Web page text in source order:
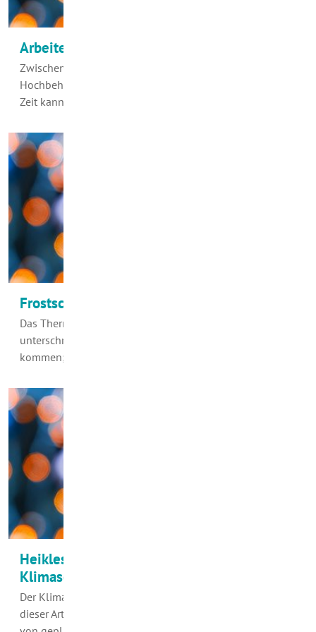
Arbeiten am Hochbehälter Lockweiler
Zwischen dem 20.11.2017 und 01.12.2017 werden im
Hochbehälter Lockweiler die Pumpen erneuert. In dieser
Zeit kann es in folgenden Straßen…
Frostschäden jetzt vorbeugen
Das Thermometer hat die Null-Grad-Grenze bereits
unterschritten. Es werden noch kältere Tage und Nächte
kommen; auch mit Dauerfrost über…
Heikles Thema: Heizenergie und
Klimaschutz
Der Klimagipfel in Bonn hatte noch nicht begonnen, als
dieser Artikel verfasst wurde. Aber schon im Vorfeld war